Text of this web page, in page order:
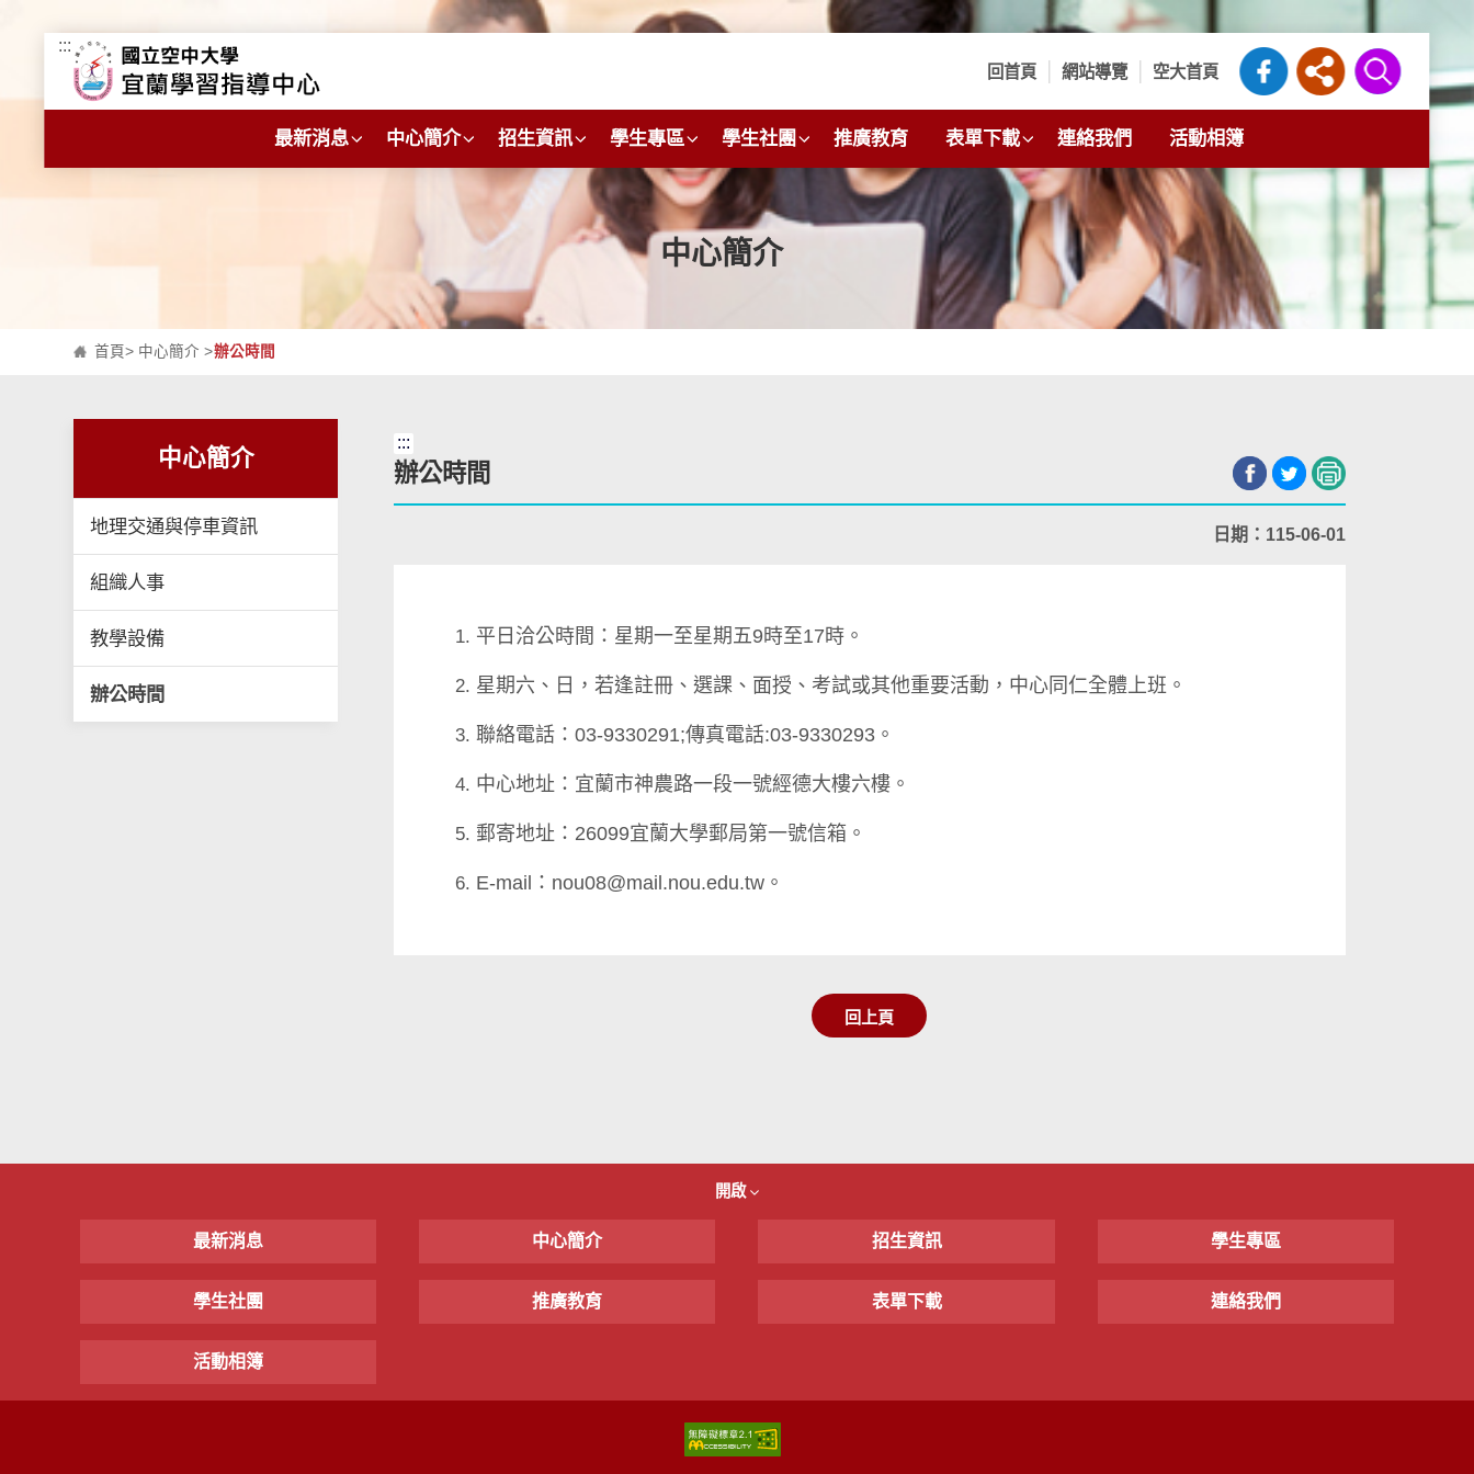
跳到主要內容區塊
:::
回首頁
網站導覽 空大首頁
最新消息 中心簡介 招生資訊 學生專區 學生社團 推廣教育 表單下載 連絡我們 活動相簿
中心簡介
首頁> 中心簡介 >辦公時間
中心簡介
地理交通與停車資訊
組織人事
教學設備
辦公時間
:::
辦公時間
日期：115-06-01
平日洽公時間：星期一至星期五9時至17時。
星期六、日，若逢註冊、選課、面授、考試或其他重要活動，中心同仁全體上班。
聯絡電話：03-9330291;傳真電話:03-9330293。
中心地址：宜蘭市神農路一段一號經德大樓六樓。
郵寄地址：26099宜蘭大學郵局第一號信箱。
E-mail：nou08@mail.nou.edu.tw。
回上頁
開啟
最新消息 中心簡介 招生資訊 學生專區
學生社團 推廣教育 表單下載 連絡我們
活動相簿